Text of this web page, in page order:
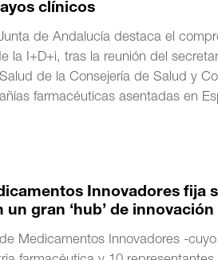
clínicos
de Andalucía destaca el
la I+D+i, tras la reunión del
de la Consejería de Salud y
farmacéuticas asentadas en
Innovadores fija
gran ‘hub’ de
Medicamentos Innovadores -